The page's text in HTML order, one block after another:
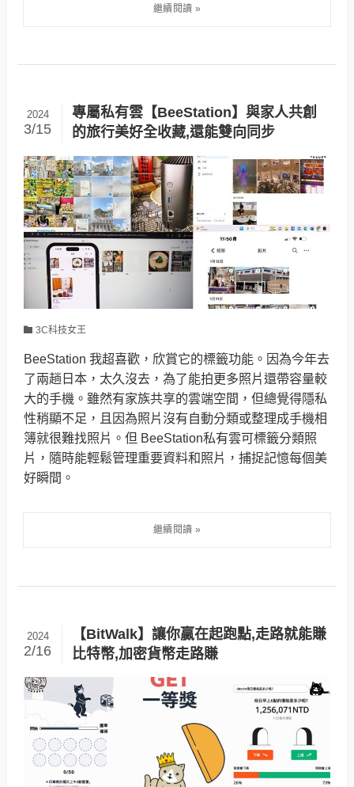
專屬私有雲【BeeStation】與家人共創
的旅行美好全收藏,還能雙向同步
2024
3/15
3C科技女王
BeeStation 我超喜歡，欣賞它的標籤功能。因為今年去
了兩趟日本，太久沒去，為了能拍更多照片還帶容量較
大的手機。雖然有家族共享的雲端空間，但總覺得隱私
性稍顯不足，且因為照片沒有自動分類或整理成手機相
簿就很難找照片。但 BeeStation私有雲可標籤分類照
片，隨時能輕鬆管理重要資料和照片，捕捉記憶每個美
好瞬間。
【BitWalk】讓你贏在起跑點,走路就能賺
比特幣,加密貨幣走路賺
2024
2/16